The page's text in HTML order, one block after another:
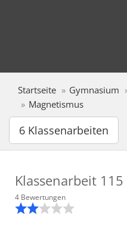
Startseite Gymnasium
Magnetismus
6 Klassenarbeiten
Klassenarbeit 115
4 Bewertungen